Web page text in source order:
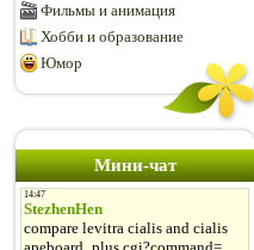
Фильмы и анимация
Хобби и образование
Юмор
Мини-чат